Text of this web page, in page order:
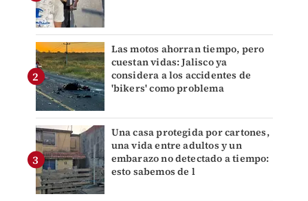
Las motos ahorran tiempo, pero
cuestan vidas: Jalisco ya
considera a los accidentes de
'bikers' como problema
Una casa protegida por cartones,
una vida entre adultos y un
embarazo no detectado a tiempo:
esto sabemos de l